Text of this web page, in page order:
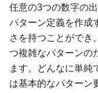
任意の3つの数字の
パターン定義を作成
さを持つことができ
つ複雑なパターンの
ます。どんなに単純
は基本的なパターン